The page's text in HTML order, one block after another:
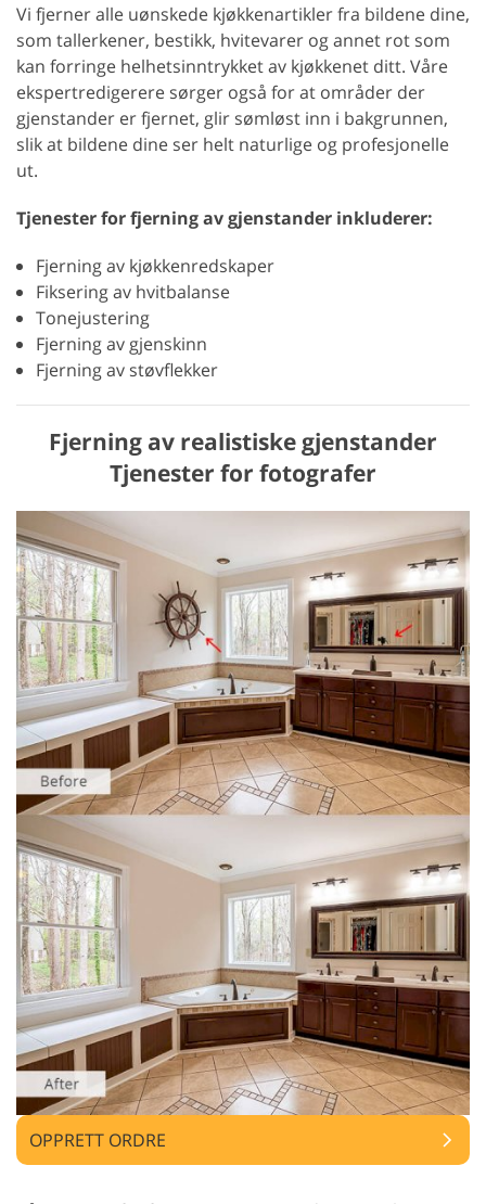
Vi fjerner alle uønskede kjøkkenartikler fra bildene dine,
som tallerkener, bestikk, hvitevarer og annet rot som
kan forringe helhetsinntrykket av kjøkkenet ditt. Våre
ekspertredigerere sørger også for at områder der
gjenstander er fjernet, glir sømløst inn i bakgrunnen,
slik at bildene dine ser helt naturlige og profesjonelle
ut.
Tjenester for fjerning av gjenstander inkluderer:
Fjerning av kjøkkenredskaper
Fiksering av hvitbalanse
Tonejustering
Fjerning av gjenskinn
Fjerning av støvflekker
Fjerning av realistiske gjenstander
Tjenester for fotografer
OPPRETT ORDRE